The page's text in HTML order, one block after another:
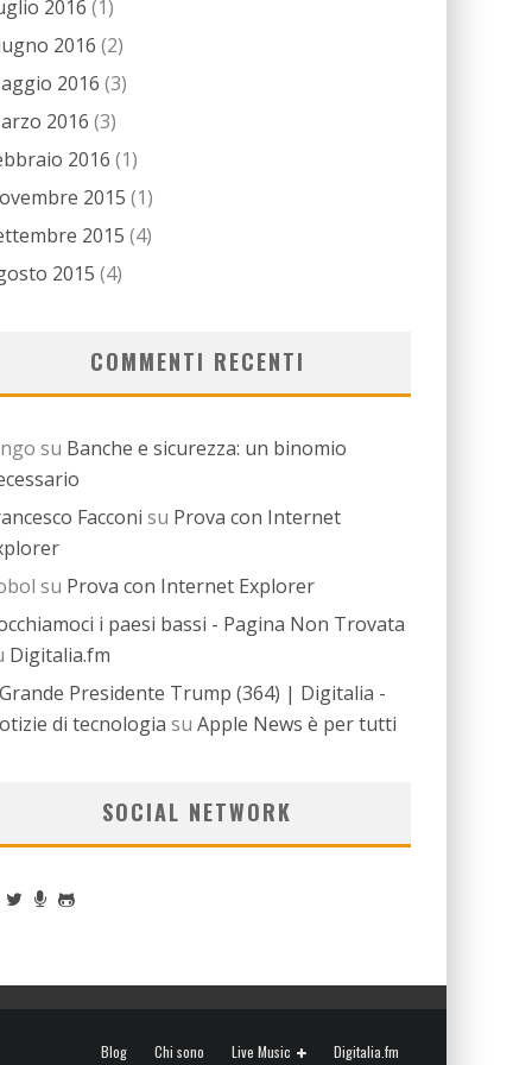
2016 (1)
2016 (2)
2016 (3)
2016 (3)
2016 (1)
2015 (1)
2015 (4)
2015 (4)
COMMENTI RECENTI
su Banche e sicurezza: un binomio
Facconi su Prova con Internet
su Prova con Internet Explorer
i paesi bassi - Pagina Non Trovata
Digitalia.fm
Presidente Trump (364) | Digitalia -
di tecnologia su Apple News è per tutti
SOCIAL NETWORK
Blog Chi sono Live Music Digitalia.fm